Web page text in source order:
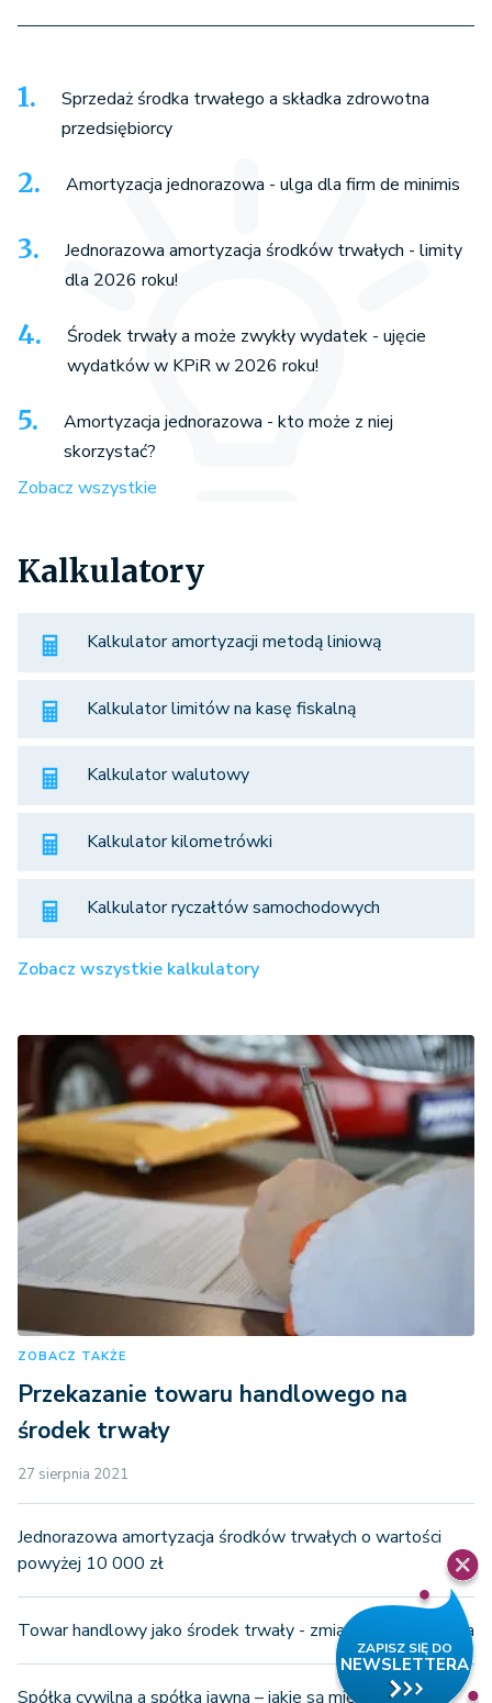
Sprzedaż środka trwałego a składka zdrowotna
przedsiębiorcy
Amortyzacja jednorazowa - ulga dla firm de minimis
Jednorazowa amortyzacja środków trwałych - limity
dla 2026 roku!
Środek trwały a może zwykły wydatek - ujęcie
wydatków w KPiR w 2026 roku!
Amortyzacja jednorazowa - kto może z niej
skorzystać?
Zobacz wszystkie
Kalkulatory
Kalkulator amortyzacji metodą liniową
Kalkulator limitów na kasę fiskalną
Kalkulator walutowy
Kalkulator kilometrówki
Kalkulator ryczałtów samochodowych
Zobacz wszystkie kalkulatory
ZOBACZ TAKŻE
Przekazanie towaru handlowego na
środek trwały
27 sierpnia 2021
Jednorazowa amortyzacja środków trwałych o wartości
powyżej 10 000 zł
Towar handlowy jako środek trwały - zmiana przeznaczenia
Spółka cywilna a spółka jawna – jakie są między nimi